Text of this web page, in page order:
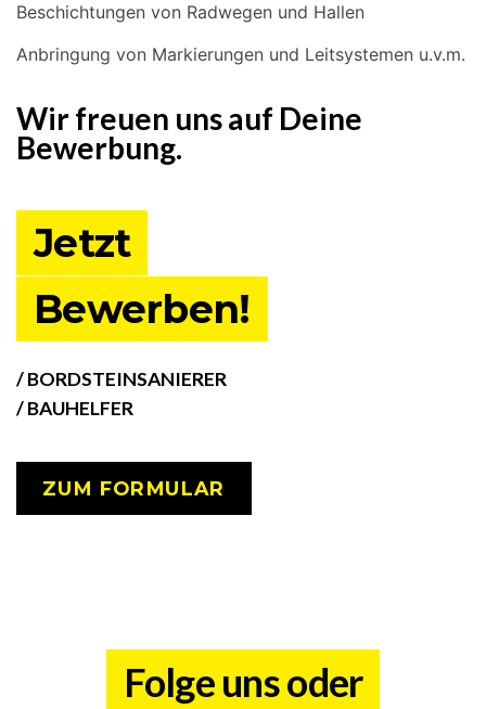
Beschichtungen von Radwegen und Hallen
Anbringung von Markierungen und Leitsystemen u.v.m.
Wir freuen uns auf Deine
Bewerbung.
Jetzt
Bewerben!
/ BORDSTEINSANIERER
/ BAUHELFER
ZUM FORMULAR
Folge uns oder